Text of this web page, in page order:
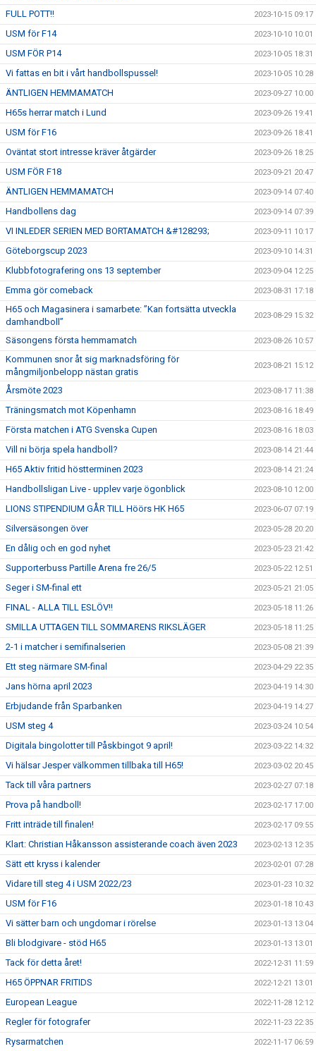
FULL POTT!! 2023-10-15 09:17
USM för F14 2023-10-10 10:01
USM FÖR P14 2023-10-05 18:31
Vi fattas en bit i vårt handbollspussel! 2023-10-05 10:28
ÄNTLIGEN HEMMAMATCH 2023-09-27 10:00
H65s herrar match i Lund 2023-09-26 19:41
USM för F16 2023-09-26 18:41
Oväntat stort intresse kräver åtgärder 2023-09-26 18:25
USM FÖR F18 2023-09-21 20:47
ÄNTLIGEN HEMMAMATCH 2023-09-14 07:40
Handbollens dag 2023-09-14 07:39
VI INLEDER SERIEN MED BORTAMATCH &#128293; 2023-09-11 10:17
Göteborgscup 2023 2023-09-10 14:31
Klubbfotografering ons 13 september 2023-09-04 12:25
Emma gör comeback 2023-08-31 17:18
H65 och Magasinera i samarbete: ”Kan fortsätta utveckla
damhandboll”
2023-08-29 15:32
Säsongens första hemmamatch 2023-08-26 10:57
Kommunen snor åt sig marknadsföring för
mångmiljonbelopp nästan gratis
2023-08-21 15:12
Årsmöte 2023 2023-08-17 11:38
Träningsmatch mot Köpenhamn 2023-08-16 18:49
Första matchen i ATG Svenska Cupen 2023-08-16 18:03
Vill ni börja spela handboll? 2023-08-14 21:44
H65 Aktiv fritid höstterminen 2023 2023-08-14 21:24
Handbollsligan Live - upplev varje ögonblick 2023-08-10 12:00
LIONS STIPENDIUM GÅR TILL Höörs HK H65 2023-06-07 07:19
Silversäsongen över 2023-05-28 20:20
En dålig och en god nyhet 2023-05-23 21:42
Supporterbuss Partille Arena fre 26/5 2023-05-22 12:51
Seger i SM-final ett 2023-05-21 21:05
FINAL - ALLA TILL ESLÖV!! 2023-05-18 11:26
SMILLA UTTAGEN TILL SOMMARENS RIKSLÄGER 2023-05-18 11:25
2-1 i matcher i semifinalserien 2023-05-08 21:39
Ett steg närmare SM-final 2023-04-29 22:35
Jans hörna april 2023 2023-04-19 14:30
Erbjudande från Sparbanken 2023-04-19 14:27
USM steg 4 2023-03-24 10:54
Digitala bingolotter till Påskbingot 9 april! 2023-03-22 14:32
Vi hälsar Jesper välkommen tillbaka till H65! 2023-03-02 20:45
Tack till våra partners 2023-02-27 07:18
Prova på handboll! 2023-02-17 17:00
Fritt inträde till finalen! 2023-02-17 09:55
Klart: Christian Håkansson assisterande coach även 2023 2023-02-13 12:35
Sätt ett kryss i kalender 2023-02-01 07:28
Vidare till steg 4 i USM 2022/23 2023-01-23 10:32
USM för F16 2023-01-18 10:43
Vi sätter barn och ungdomar i rörelse 2023-01-13 13:04
Bli blodgivare - stöd H65 2023-01-13 13:01
Tack för detta året! 2022-12-31 11:59
H65 ÖPPNAR FRITIDS 2022-12-21 13:01
European League 2022-11-28 12:12
Regler för fotografer 2022-11-23 22:35
Rysarmatchen 2022-11-17 06:59